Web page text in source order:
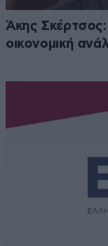
Άκης
οικονομική